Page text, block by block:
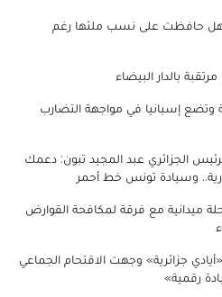
هل حافظت على نسب ملئها رغم
بالدار البيضاء
وتضع إسبانيا في مواجهة التضارب
الجزائري عبد المجيد تبون: دعمك
وسيادة تونس خط أحمر
ميدانية مع فرقة لمكافحة القوارض
جزائرية» وجهت الاقتحام الجماعي
رقمية»